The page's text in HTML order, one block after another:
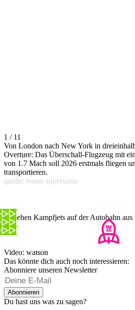
1 / 11
Von London nach New York in
Overture: Das Überschall-Flugzeug mit
von 1.7 Mach soll 2026 erstmals fliegen
transportieren.
quelle: boom supersonic
So sehen Kampfjets auf der Autobahn aus
Video: watson
Das könnte dich auch noch interessieren:
Abonniere unseren Newsletter
Abonnieren
Du hast uns was zu sagen?